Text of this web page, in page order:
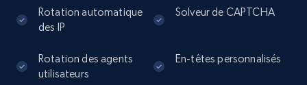
13.2K+ 1.6K+ Essai gratuit
Instagram - Posts - Collects posts from a
Rotation automatique
des IP
Solveur de CAPTCHA
Rotation des agents
utilisateurs
En-têtes personnalisés